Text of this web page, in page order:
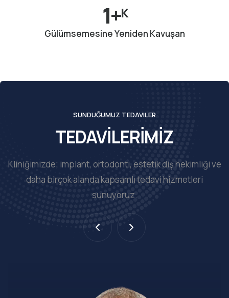
1+K
Gülümsemesine Yeniden Kavuşan
SUNDUĞUMUZ TEDAVILER
TEDAVİLERİMİZ
Kliniğimizde; implant, ortodonti, estetik diş hekimliği ve
daha birçok alanda kapsamlı tedavi hizmetleri
sunuyoruz.